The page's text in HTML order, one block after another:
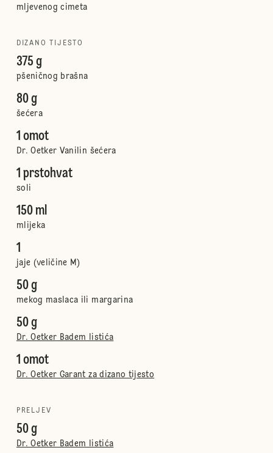
mljevenog cimeta
DIZANO TIJESTO
375 g
pšeničnog brašna
80 g
šećera
1 omot
Dr. Oetker Vanilin šećera
1 prstohvat
soli
150 ml
mlijeka
1
jaje (veličine M)
50 g
mekog maslaca ili margarina
50 g
Dr. Oetker Badem listića
1 omot
Dr. Oetker Garant za dizano tijesto
PRELJEV
50 g
Dr. Oetker Badem listića